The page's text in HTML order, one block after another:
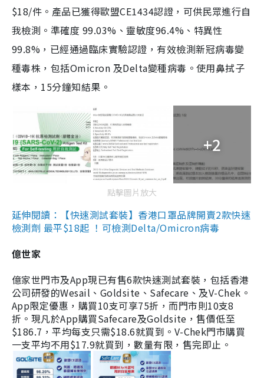
$18/件。產品已獲得歐盟CE1434認證，可供民眾進行自
我檢測。準確度 99.03%、靈敏度96.4%、特異性
99.8%，已經通過臨床實驗認證，有效檢測新冠病毒變
種毒株，包括Omicron 及Delta變種病毒。使用鼻拭子
樣本，15分鐘知結果。
+2
點擊圖片放大
延伸閱讀：【快速測試套裝】香港口罩品牌開賣2款快速
檢測劑 最平$18起 ！可檢測Delta/Omicron病毒
億世家
億家世門市及App現已有售6款快速測試套裝，包括香港
公司研發的Wesail、Goldsite、Safecare、及V-Chek。
App限定優惠，購買10支可享75折，而門市則10支8
折。現凡於App購買Safecare及Goldsite，售價低至
$186.7，平均每支只需$18.6就買到。V-Chek門市購買
一支平均不用$17.9就買到，數量有限，售完即止。